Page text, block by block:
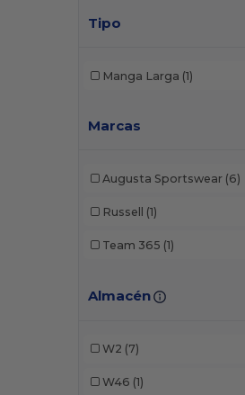
Tipo
Manga Larga (1)
Marcas
Augusta Sportswear (6)
Russell (1)
Team 365 (1)
Almacén
W2 (7)
W46 (1)